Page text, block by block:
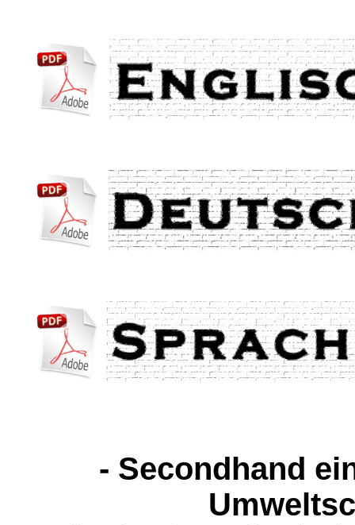
- Secondhand